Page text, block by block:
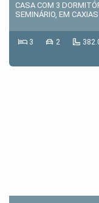
CASA COM 3
SEMINÁRIO, EM
3 2